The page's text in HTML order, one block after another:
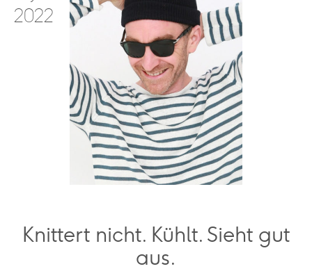
2022
Knittert nicht. Kühlt. Sieht gut
aus.